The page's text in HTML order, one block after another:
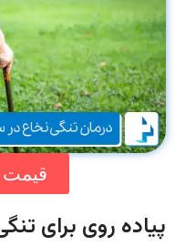
قیمت
پیاده روی برای